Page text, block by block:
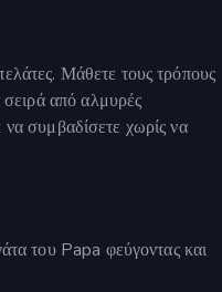
Μάθετε τους τρόπους
από αλμυρές
να συμβαδίσετε χωρίς να
του Papa φεύγοντας και